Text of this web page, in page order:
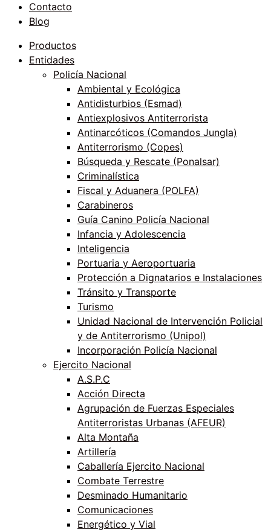
Contacto
Blog
Productos
Entidades
Policía Nacional
Ambiental y Ecológica
Antidisturbios (Esmad)
Antiexplosivos Antiterrorista
Antinarcóticos (Comandos Jungla)
Antiterrorismo (Copes)
Búsqueda y Rescate (Ponalsar)
Criminalística
Fiscal y Aduanera (POLFA)
Carabineros
Guía Canino Policía Nacional
Infancia y Adolescencia
Inteligencia
Portuaria y Aeroportuaria
Protección a Dignatarios e Instalaciones
Tránsito y Transporte
Turismo
Unidad Nacional de Intervención Policial
y de Antiterrorismo (Unipol)
Incorporación Policía Nacional
Ejercito Nacional
A.S.P.C
Acción Directa
Agrupación de Fuerzas Especiales
Antiterroristas Urbanas (AFEUR)
Alta Montaña
Artillería
Caballería Ejercito Nacional
Combate Terrestre
Desminado Humanitario
Comunicaciones
Energético y Vial